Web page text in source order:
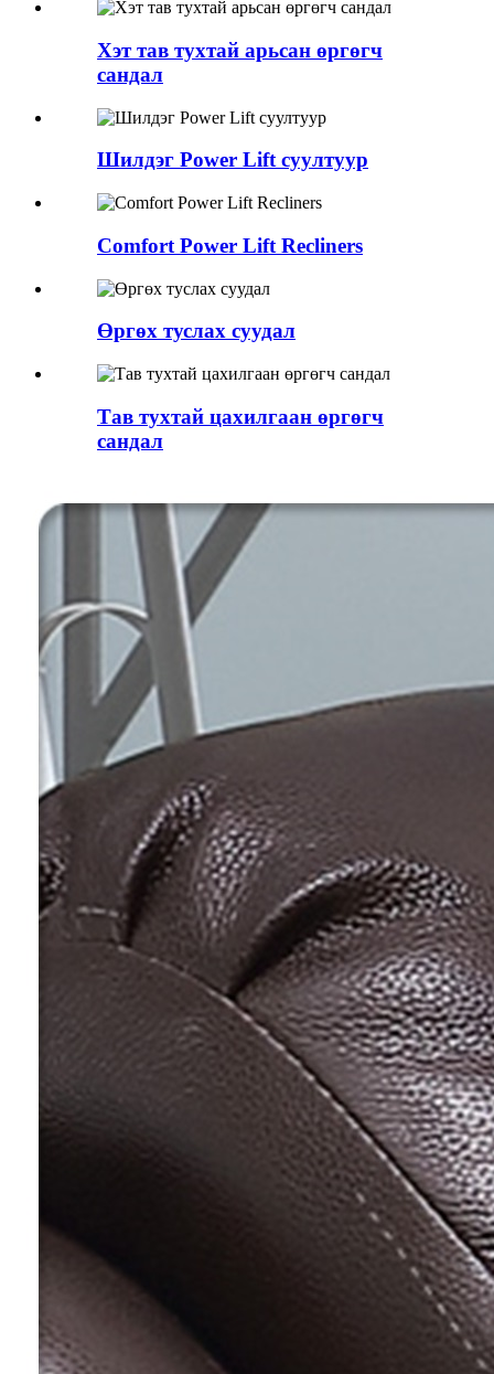
Хэт тав тухтай арьсан өргөгч
сандал
Шилдэг Power Lift суултуур
Comfort Power Lift Recliners
Өргөх туслах суудал
Тав тухтай цахилгаан өргөгч
сандал